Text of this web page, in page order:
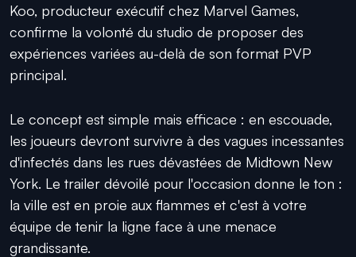
Koo, producteur exécutif chez Marvel Games,
confirme la volonté du studio de proposer des
expériences variées au-delà de son format PVP
principal.
Le concept est simple mais efficace : en escouade,
les joueurs devront survivre à des vagues incessantes
d'infectés dans les rues dévastées de Midtown New
York. Le trailer dévoilé pour l'occasion donne le ton :
la ville est en proie aux flammes et c'est à votre
équipe de tenir la ligne face à une menace
grandissante.